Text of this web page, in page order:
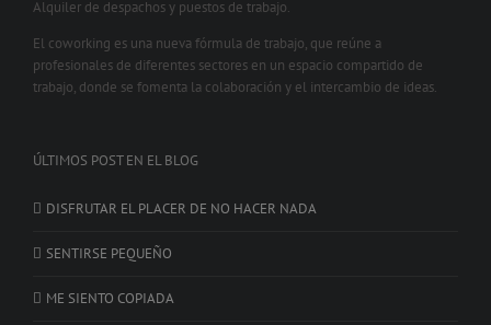
Alquiler de despachos y puestos de trabajo.
El coworking es una nueva fórmula de trabajo, que reúne a
profesionales de diferentes sectores en un espacio compartido de
trabajo, donde se fomenta la colaboración y el intercambio de ideas.
ÚLTIMOS POST EN EL BLOG
DISFRUTAR EL PLACER DE NO HACER NADA
SENTIRSE PEQUEÑO
ME SIENTO COPIADA